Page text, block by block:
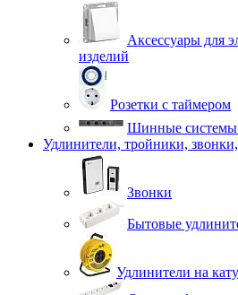
Аксессуары для
изделий
Розетки с таймером
Шинные системы
Удлинители, тройники,
Звонки
Бытовые
Удлинители на